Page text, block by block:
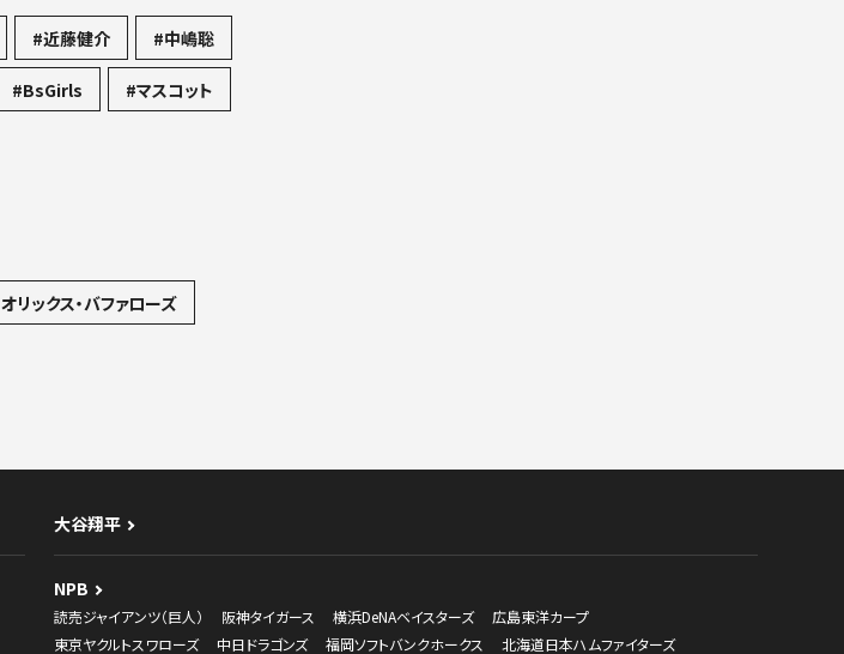
#近藤健介 #中嶋聡
#BsGirls #マスコット
オリックス・バファローズ
大谷翔平
NPB
読売ジャイアンツ（巨人） 阪神タイガース 横浜DeNAベイスターズ
広島東洋カープ
東京ヤクルトスワローズ
中日ドラゴンズ 福岡ソフトバンクホークス 北海道日本ハムファイターズ